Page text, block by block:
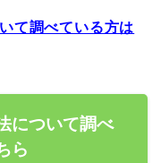
て調べている方は
について調べ
ら